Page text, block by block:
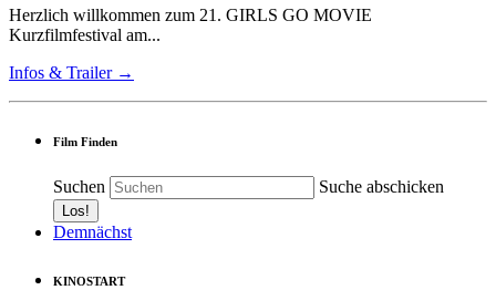
Herzlich willkommen zum 21. GIRLS GO MOVIE
Kurzfilmfestival am...
Infos & Trailer →
Film Finden
Suchen Suche abschicken
Demnächst
KINOSTART